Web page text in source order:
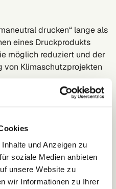
und Anzeigen zu
soziale Medien anbieten
unsere Website zu
wir Informationen zu Ihrer
drucken“ lange als
eines Druckprodukts
möglich reduziert und der
von Klimaschutzprojekten
oft zu
jetzt strengere Regeln:
sind nur zulässig, wenn